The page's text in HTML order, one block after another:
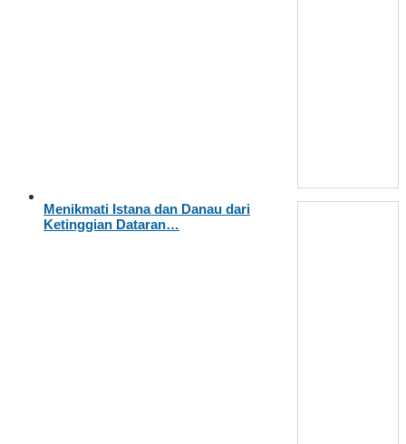
Menikmati Istana dan Danau dari
Ketinggian Dataran…